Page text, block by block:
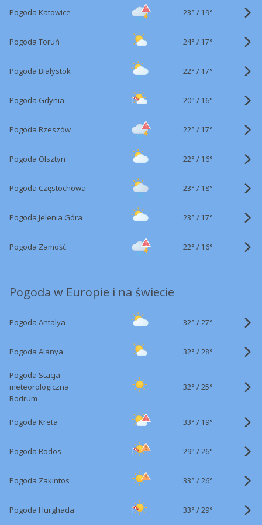
Pogoda Katowice 23° / 19°
Pogoda Toruń 24° / 17°
Pogoda Białystok 22° / 17°
Pogoda Gdynia 20° / 16°
Pogoda Rzeszów 22° / 17°
Pogoda Olsztyn 22° / 16°
Pogoda Częstochowa 23° / 18°
Pogoda Jelenia Góra 23° / 17°
Pogoda Zamość 22° / 16°
Pogoda w Europie i na świecie
Pogoda Antalya 32° /27°
Pogoda Alanya 32° /28°
Pogoda Stacja
meteorologiczna
Bodrum
32° /25°
Pogoda Kreta 33° / 19°
Pogoda Rodos 29° /26°
Pogoda Zakintos 33° /26°
Pogoda Hurghada 33° /29°